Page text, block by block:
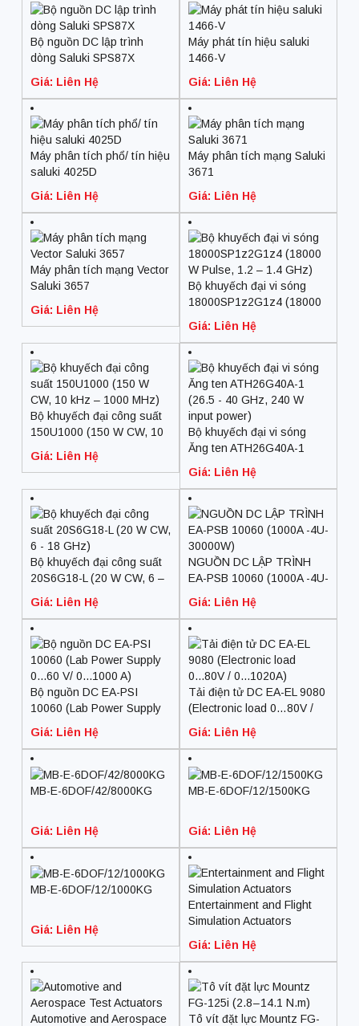
Bộ nguồn DC lập trình
dòng Saluki SPS87X
Giá: Liên Hệ
Máy phát tín hiệu saluki
1466-V
Giá: Liên Hệ
Máy phân tích phổ/ tín hiệu
saluki 4025D
Giá: Liên Hệ
Máy phân tích mạng Saluki
3671
Giá: Liên Hệ
Máy phân tích mạng Vector
Saluki 3657
Giá: Liên Hệ
Bộ khuyếch đại vi sóng
18000SP1z2G1z4 (18000
Giá: Liên Hệ
Bộ khuyếch đại công suất
150U1000 (150 W CW, 10
Giá: Liên Hệ
Bộ khuyếch đại vi sóng
Ăng ten ATH26G40A-1
input power)
Giá: Liên Hệ
Bộ khuyếch đại công suất
20S6G18-L (20 W CW, 6 –
Giá: Liên Hệ
NGUỒN DC LẬP TRÌNH
EA-PSB 10060 (1000A -4U-
Giá: Liên Hệ
Bộ nguồn DC EA-PSI
10060 (Lab Power Supply
Giá: Liên Hệ
Tải điện tử DC EA-EL 9080
(Electronic load 0…80V /
Giá: Liên Hệ
MB-E-6DOF/42/8000KG
Giá: Liên Hệ
MB-E-6DOF/12/1500KG
Giá: Liên Hệ
MB-E-6DOF/12/1000KG
Giá: Liên Hệ
Entertainment and Flight
Simulation Actuators
Giá: Liên Hệ
Automotive and Aerospace
Tô vít đặt lực Mountz FG-